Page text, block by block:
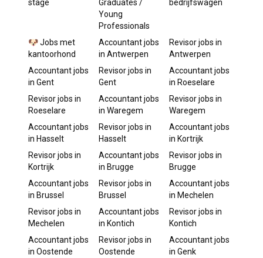
stage
Graduates /
Young
Professionals
bedrijfswagen
🐶 Jobs met
kantoorhond
Accountantjobs
in Antwerpen
Revisorjobs in
Antwerpen
Accountantjobs
in Gent
Revisorjobs in
Gent
Accountantjobs
in Roeselare
Revisorjobs in
Roeselare
Accountantjobs
in Waregem
Revisorjobs in
Waregem
Accountantjobs
in Hasselt
Revisorjobs in
Hasselt
Accountantjobs
in Kortrijk
Revisorjobs in
Kortrijk
Accountantjobs
in Brugge
Revisorjobs in
Brugge
Accountantjobs
in Brussel
Revisorjobs in
Brussel
Accountantjobs
in Mechelen
Revisorjobs in
Mechelen
Accountantjobs
in Kontich
Revisorjobs in
Kontich
Accountantjobs
in Oostende
Revisorjobs in
Oostende
Accountantjobs
in Genk